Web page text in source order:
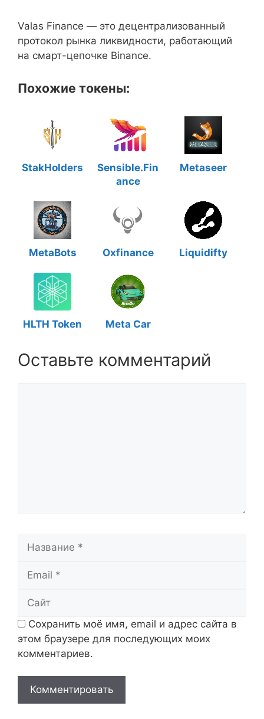
Valas Finance — это децентрализованный
протокол рынка ликвидности, работающий
на смарт-цепочке Binance.
Похожие токены:
StakHolders
Sensible.Fin
ance
Metaseer
MetaBots Oxfinance Liquidifty
HLTH Token Meta Car
Оставьте комментарий
Сохранить моё имя, email и адрес сайта в
этом браузере для последующих моих
комментариев.